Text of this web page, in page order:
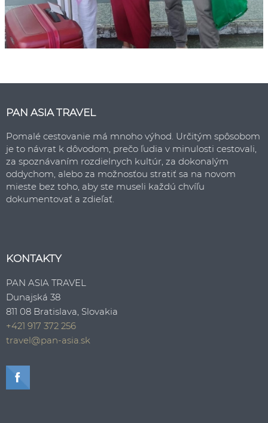
PAN ASIA TRAVEL
Pomalé cestovanie má mnoho výhod. Určitým spôsobom
je to návrat k dôvodom, prečo ľudia v minulosti cestovali,
za spoznávaním rozdielnych kultúr, za dokonalým
oddychom, alebo za možnosťou stratiť sa na novom
mieste bez toho, aby ste museli každú chvíľu
dokumentovať a zdieľať.
KONTAKTY
PAN ASIA TRAVEL
Dunajská 38
811 08 Bratislava, Slovakia
+421 917 372 256
travel@pan-asia.sk